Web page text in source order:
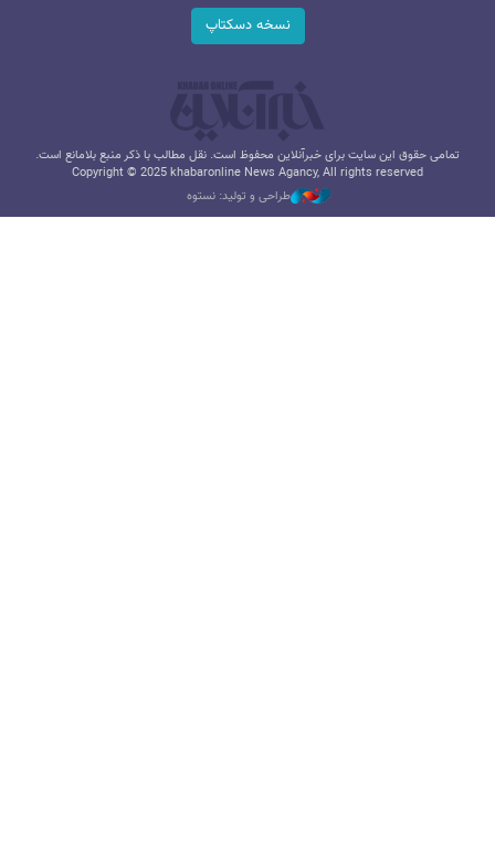
نسخه دسکتاپ
تمامی حقوق این سایت برای خبرآنلاین محفوظ است. نقل مطالب با ذکر منبع بلامانع است.
Copyright © 2025 khabaronline News Agancy, All rights reserved
طراحی و تولید: نستوه